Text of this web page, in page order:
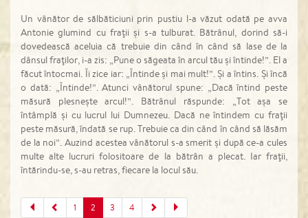
Un vânător de sălbăticiuni prin pustiu l-a văzut odată pe avva
Antonie glumind cu fraţii şi s-a tulburat. Bătrânul, dorind să-i
dovedească aceluia că trebuie din când în când să lase de la
dânsul fraţilor, i-a zis: „Pune o săgeata în arcul tău şi întinde!”. El a
făcut întocmai. Îi zice iar: „Întinde şi mai mult!”. Şi a întins. Şi încă
o dată: „Întinde!”. Atunci vânătorul spune: „Dacă întind peste
măsură plesneşte arcul!”. Bătrânul răspunde: „Tot aşa se
întâmplă şi cu lucrul lui Dumnezeu. Dacă ne întindem cu fraţii
peste măsură, îndată se rup. Trebuie ca din când în când să lăsăm
de la noi”. Auzind acestea vânătorul s-a smerit şi după ce-a cules
multe alte lucruri folositoare de la bătrân a plecat. Iar fraţii,
întărindu-se, s-au retras, fiecare la locul său.
1 2 3 4